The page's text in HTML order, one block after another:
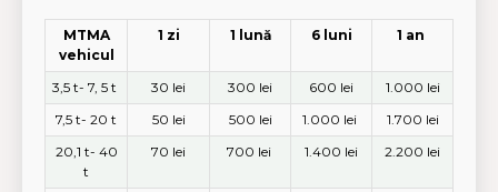
MTMA
vehicul
1 zi 1 lună 6 luni 1 an
3,5 t- 7, 5 t 30 lei 300 lei 600 lei
1.000 lei
7,5 t- 20 t
50 lei 500 lei 1.000 lei
1.700 lei
20,1 t- 40
t
70 lei 700 lei 1.400 lei 2.200 lei